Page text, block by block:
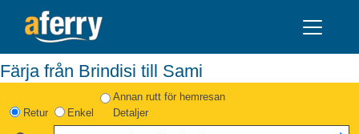
Färja från Brindisi till Sami
Retur Enkel
Annan rutt för hemresan
Detaljer